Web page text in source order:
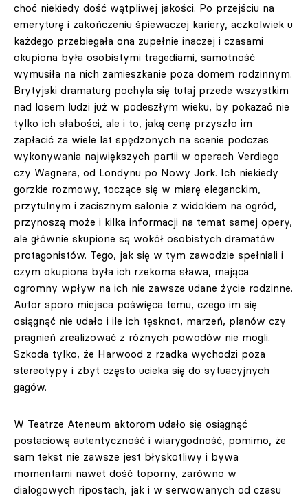
choć niekiedy dość wątpliwej jakości. Po przejściu na
emeryturę i zakończeniu śpiewaczej kariery, aczkolwiek u
każdego przebiegała ona zupełnie inaczej i czasami
okupiona była osobistymi tragediami, samotność
wymusiła na nich zamieszkanie poza domem rodzinnym.
Brytyjski dramaturg pochyla się tutaj przede wszystkim
nad losem ludzi już w podeszłym wieku, by pokazać nie
tylko ich słabości, ale i to, jaką cenę przyszło im
zapłacić za wiele lat spędzonych na scenie podczas
wykonywania największych partii w operach Verdiego
czy Wagnera, od Londynu po Nowy Jork. Ich niekiedy
gorzkie rozmowy, toczące się w miarę eleganckim,
przytulnym i zacisznym salonie z widokiem na ogród,
przynoszą może i kilka informacji na temat samej opery,
ale głównie skupione są wokół osobistych dramatów
protagonistów. Tego, jak się w tym zawodzie spełniali i
czym okupiona była ich rzekoma sława, mająca
ogromny wpływ na ich nie zawsze udane życie rodzinne.
Autor sporo miejsca poświęca temu, czego im się
osiągnąć nie udało i ile ich tęsknot, marzeń, planów czy
pragnień zrealizować z różnych powodów nie mogli.
Szkoda tylko, że Harwood z rzadka wychodzi poza
stereotypy i zbyt często ucieka się do sytuacyjnych
gagów.
W Teatrze Ateneum aktorom udało się osiągnąć
postaciową autentyczność i wiarygodność, pomimo, że
sam tekst nie zawsze jest błyskotliwy i bywa
momentami nawet dość toporny, zarówno w
dialogowych ripostach, jak i w serwowanych od czasu